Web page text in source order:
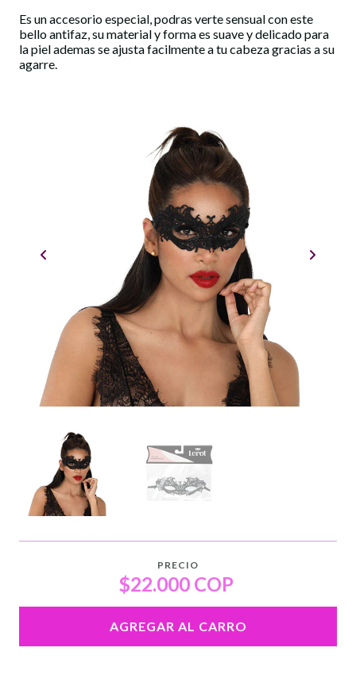
Es un accesorio especial, podras verte sensual con este
bello antifaz, su material y forma es suave y delicado para
la piel ademas se ajusta facilmente a tu cabeza gracias a su
agarre.
PRECIO
$22.000 COP
AGREGAR AL CARRO